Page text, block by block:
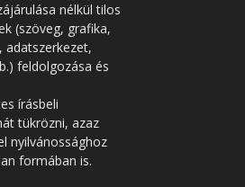
nélkül tilos
(szöveg, grafika,
adatszerkezet,
feldolgozása és
írásbeli
tükrözni, azaz
nyilvánossághoz
formában is.